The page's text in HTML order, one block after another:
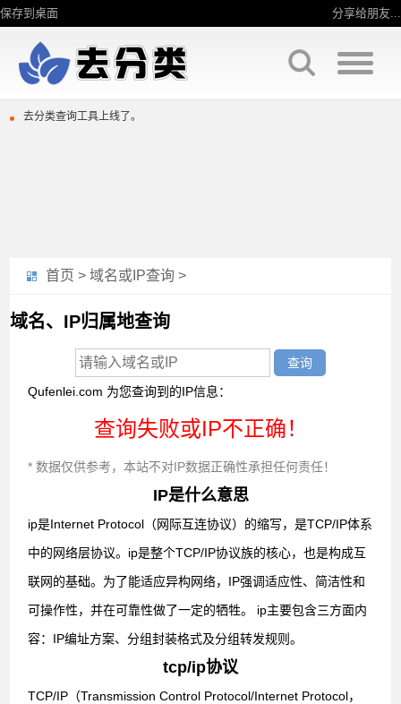
保存到桌面 分享给朋友...
首页 >域名或IP查询 >
域名、IP归属地查询
Qufenlei.com 为您查询到的IP信息：
查询失败或IP不正确！
* 数据仅供参考，本站不对IP数据正确性承担任何责任！
IP是什么意思
ip是Internet Protocol（网际互连协议）的缩写，是TCP/IP体系
中的网络层协议。ip是整个TCP/IP协议族的核心，也是构成互
联网的基础。为了能适应异构网络，IP强调适应性、简洁性和
可操作性，并在可靠性做了一定的牺牲。 ip主要包含三方面内
容：IP编址方案、分组封装格式及分组转发规则。
tcp/ip协议
TCP/IP（Transmission Control Protocol/Internet Protocol，